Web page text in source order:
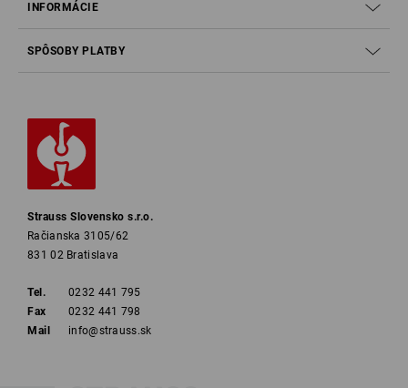
INFORMÁCIE
SPÔSOBY PLATBY
Strauss Slovensko s.r.o.
Račianska 3105/62
831 02 Bratislava
Tel.
0232 441 795
Fax
0232 441 798
Mail
info@strauss.sk